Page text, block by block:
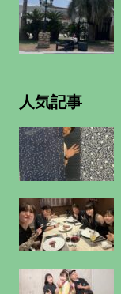
人気記事